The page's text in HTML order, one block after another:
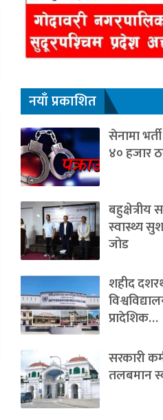
नयाँ प्रकाशित
सेनामा
४० हजार
बहुक्षेत्रीय
स्वास्थ्य
जोड
शहीद
प्रादेशिक…
सरकारी
तलबमान